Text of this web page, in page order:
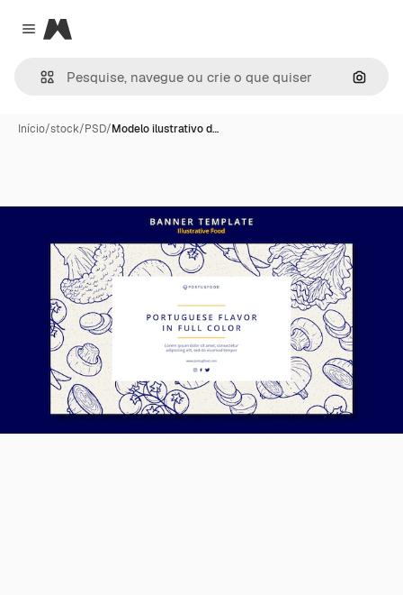
Close menu
Magnific
Início/stock/PSD/Modelo ilustrativo d…